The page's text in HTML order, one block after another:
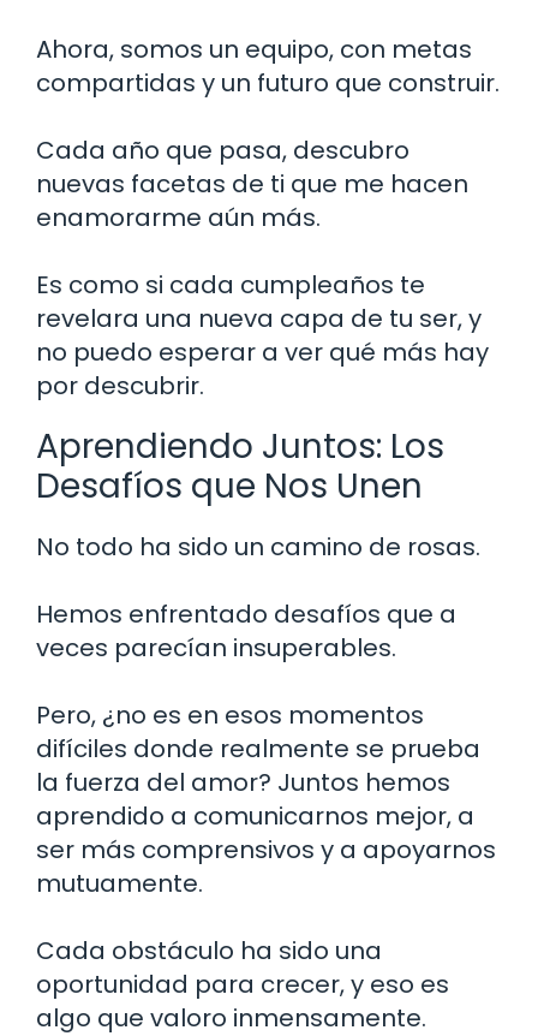
Ahora, somos un equipo, con metas
compartidas y un futuro que construir.
Cada año que pasa, descubro
nuevas facetas de ti que me hacen
enamorarme aún más.
Es como si cada cumpleaños te
revelara una nueva capa de tu ser, y
no puedo esperar a ver qué más hay
por descubrir.
Aprendiendo Juntos: Los
Desafíos que Nos Unen
No todo ha sido un camino de rosas.
Hemos enfrentado desafíos que a
veces parecían insuperables.
Pero, ¿no es en esos momentos
difíciles donde realmente se prueba
la fuerza del amor? Juntos hemos
aprendido a comunicarnos mejor, a
ser más comprensivos y a apoyarnos
mutuamente.
Cada obstáculo ha sido una
oportunidad para crecer, y eso es
algo que valoro inmensamente.